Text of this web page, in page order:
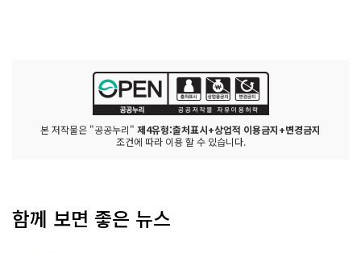
본 저작물은 "공공누리" 제4유형:출처표시+상업적 이용금지+변경금지
조건에 따라 이용 할 수 있습니다.
함께 보면 좋은 뉴스